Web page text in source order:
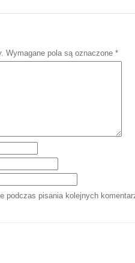
Wymagane pola są oznaczone *
podczas pisania kolejnych